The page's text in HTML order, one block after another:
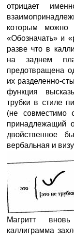
отрицает
которым можно
«Обозначать» и
разве что в
на заднем
предотвращена
их разделенно-
функция
трубки в стиле
(не совместимо
принадлежащий
двойственное
вербальная и
Магритт
каллиграмма